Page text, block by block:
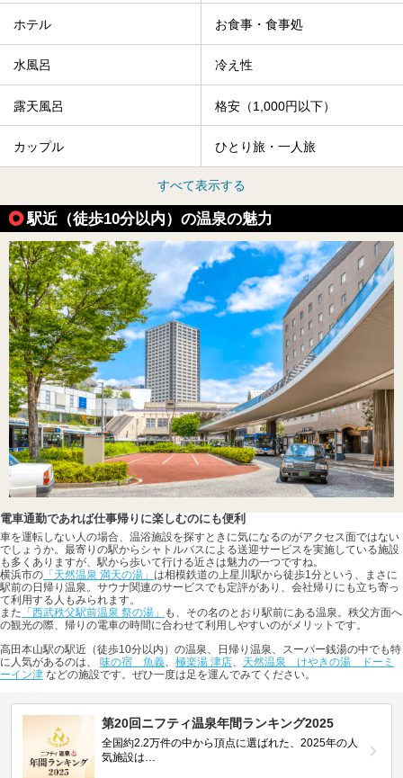
ホテル お食事・食事処
水風呂 冷え性
露天風呂 格安（1,000円以下）
カップル ひとり旅・一人旅
すべて表示する
駅近（徒歩10分以内）の温泉の魅力
電車通勤であれば仕事帰りに楽しむのにも便利
車を運転しない人の場合、温浴施設を探すときに気になるのがアクセス面ではない
でしょうか。最寄りの駅からシャトルバスによる送迎サービスを実施している施設
も多くありますが、駅から歩いて行ける近さは魅力の一つですね。
横浜市の 「天然温泉 満天の湯」 は相模鉄道の上星川駅から徒歩1分という、まさに
駅前の日帰り温泉。サウナ関連のサービスでも定評があり、会社帰りにも立ち寄っ
て利用する人もみられます。
また 「西武秩父駅前温泉 祭の湯」
も、その名のとおり駅前にある温泉。秩父方面へ
の観光の際、帰りの電車の時間に合わせて利用しやすいのがメリットです。
高田本山駅の駅近（徒歩10分以内）の温泉、日帰り温泉、スーパー銭湯の中でも特
に人気があるのは、 味の宿 魚義、 極楽湯 津店、 天然温泉 けやきの湯 ドーミ
ーイン津 などの施設です。ぜひ一度は足を運んでみてください。
第20回ニフティ温泉年間ランキング2025
全国約2.2万件の中から頂点に選ばれた、2025年の人
気施設は…